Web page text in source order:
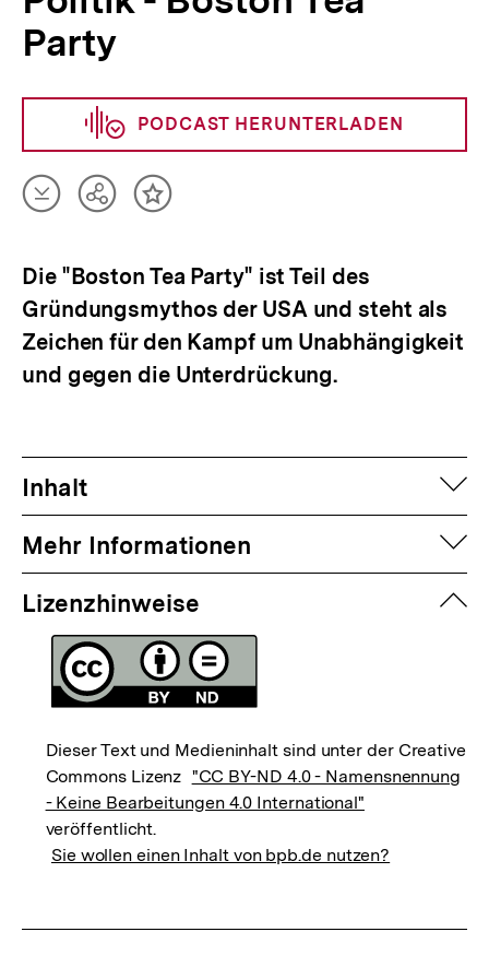
Party
PODCAST HERUNTERLADEN
Artikel
herunterladen
TeilenInhalt
Die "Boston Tea Party" ist Teil des
Gründungsmythos der USA und steht als
Zeichen für den Kampf um Unabhängigkeit
und gegen die Unterdrückung.
Inhalt
Mehr Informationen
Lizenzhinweise
Dieser Text und Medieninhalt sind unter der Creative
Commons Lizenz "CC BY-ND 4.0 - Namensnennung
- Keine Bearbeitungen 4.0 International"
veröffentlicht.
Sie wollen einen Inhalt von bpb.de nutzen?